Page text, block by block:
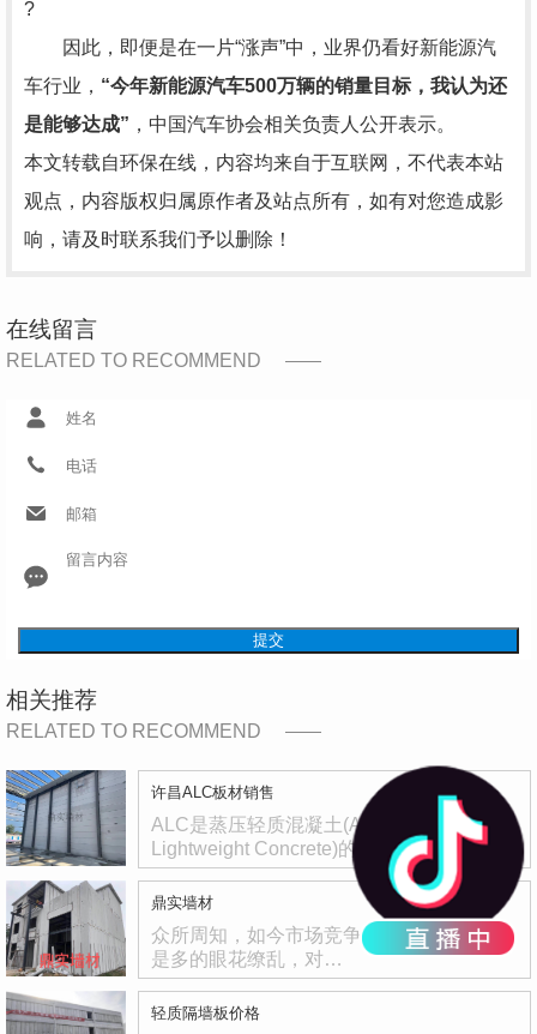
?
因此，即便是在一片“涨声”中，业界仍看好新能源汽
车行业， “今年新能源汽车500万辆的销量目标，我认为还
是能够达成” ，中国汽车协会相关负责人公开表示。
本文转载自环保在线，内容均来自于互联网，不代表本站
观点，内容版权归属原作者及站点所有，如有对您造成影
响，请及时联系我们予以删除！
在线留言
RELATED TO RECOMMEND
提交
相关推荐
RELATED TO RECOMMEND
许昌ALC板材销售
ALC是蒸压轻质混凝土(Autoclaved
Lightweight Concrete)的简…
鼎实墙材
众所周知，如今市场竞争十分激烈，产品也
是多的眼花缭乱，对…
轻质隔墙板价格